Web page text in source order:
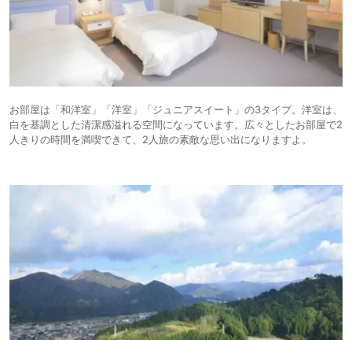
お部屋は「和洋室」「洋室」「ジュニアスイート」の3タイプ。洋室は、
白を基調とした清潔感溢れる空間になっています。広々としたお部屋で2
人きりの時間を満喫できて、2人旅の素敵な思い出になりますよ。